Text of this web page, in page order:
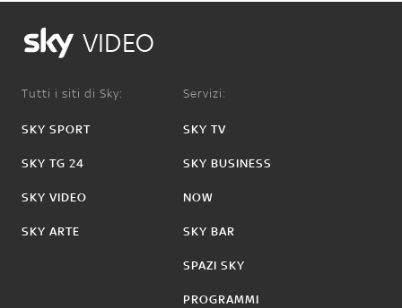
VIDEO
Tutti i siti di Sky:
SKY SPORT
SKY TG 24
SKY VIDEO
SKY ARTE
Servizi:
SKY TV
SKY BUSINESS
NOW
SKY BAR
SPAZI SKY
PROGRAMMI